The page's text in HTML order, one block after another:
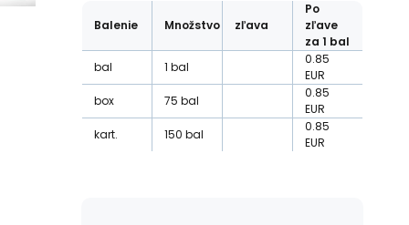
Balenie Množstvo zľava
Po
zľave
za 1 bal
bal
1 bal
0.85
EUR
box
75 bal
0.85
EUR
kart.
150 bal
0.85
EUR